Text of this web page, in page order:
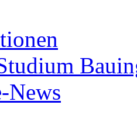
News